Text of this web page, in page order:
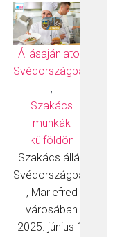
Állásajánlatok
Svédországban
,
Szakács
munkák
külföldön
Szakács állás
Svédországban
, Mariefred
városában
2025. június 1.